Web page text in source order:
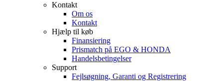
Kontakt
Om os
Kontakt
Hjælp til køb
Finansiering
Prismatch på EGO & HONDA
Handelsbetingelser
Support
Fejlsøgning, Garanti og Registrering